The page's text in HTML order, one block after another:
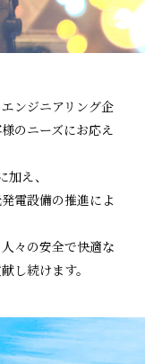
ンジニアリング企
のニーズにお応え
え、
電設備の推進によ
々の安全で快適な
し続けます。